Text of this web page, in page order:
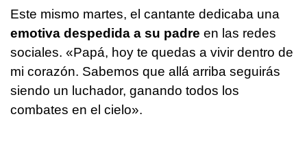
Este mismo martes, el cantante dedicaba una
emotiva despedida a su padre en las redes
sociales. «Papá, hoy te quedas a vivir dentro de
mi corazón. Sabemos que allá arriba seguirás
siendo un luchador, ganando todos los
combates en el cielo».